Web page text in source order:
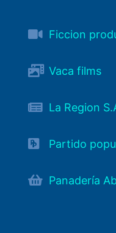
Ficcion
Vaca films
La Region
Partido
Panadería